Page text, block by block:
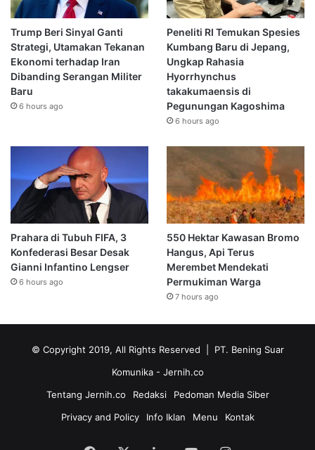
Trump Beri Sinyal Ganti
Strategi, Utamakan Tekanan
Ekonomi terhadap Iran
Dibanding Serangan Militer
Baru
6 hours ago
Peneliti RI Temukan Spesies
Kumbang Baru di Jepang,
Ungkap Rahasia
Hyorrhynchus
takakumaensis di
Pegunungan Kagoshima
6 hours ago
Prahara di Tubuh FIFA, 3
Konfederasi Besar Desak
Gianni Infantino Lengser
6 hours ago
550 Hektar Kawasan Bromo
Hangus, Api Terus
Merembet Mendekati
Permukiman Warga
7 hours ago
© Copyright 2019, All Rights Reserved | PT. Bening Suar
Komunika - Jernih.co
Tentang Jernih.co
Redaksi
Pedoman Media Siber
Privacy and Policy
Info Iklan Menu Kontak